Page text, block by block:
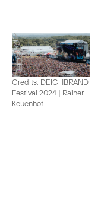
Credits: DEICHBRAND
Festival 2024 | Rainer
Keuenhof